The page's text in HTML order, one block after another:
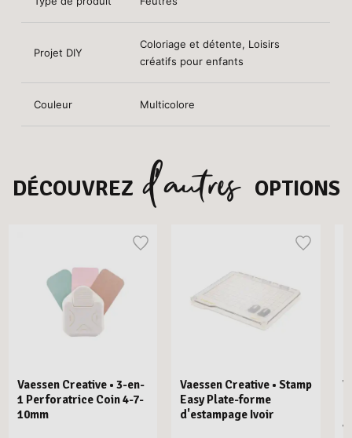
Projet DIY
Coloriage et détente, Loisirs
créatifs pour enfants
Couleur Multicolore
DÉCOUVREZ d’autres OPTIONS
Vaessen Creative • 3-en-
1 Perforatrice Coin 4-7-
10mm
Vaessen Creative • Stamp
Easy Plate-forme
d'estampage Ivoir